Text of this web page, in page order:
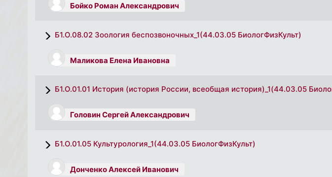
Бойко Роман Александрович
Б1.О.08.02 Зоология беспозвоночных_1(44.03.05 БиологФизКульт)
Маликова Елена Ивановна
Б1.О.01.01 История (история России, всеобщая история)_1(44.03.05
Головин Сергей Александрович
Б1.О.01.05 Культурология_1(44.03.05 БиологФизКульт)
Донченко Алексей Иванович